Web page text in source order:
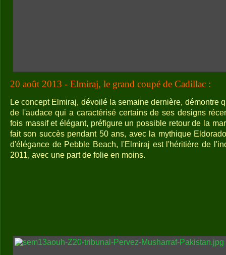
20 août 2013 - Elmiraj, le grand coupé de Cadillac :
Le concept Elmiraj, dévoilé la semaine dernière, démontre
de l'audace qui a caractérisé certains de ses designs
fois massif et élégant, préfigure un possible retour de la
fait son succès pendant 50 ans, avec la mythique
d'élégance de Pebble Beach, l'Elmiraj est l'héritière de
2011, avec une part de folie en moins.